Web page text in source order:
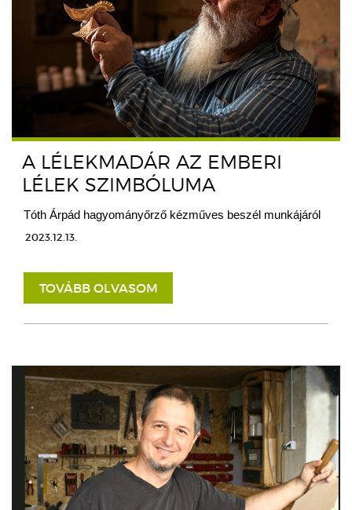
A LÉLEKMADÁR AZ EMBERI
LÉLEK SZIMBÓLUMA
Tóth Árpád hagyományőrző kézműves beszél munkájáról
2023.12.13.
TOVÁBB OLVASOM